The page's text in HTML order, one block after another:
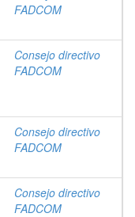
FADCOM
Consejo directivo
FADCOM
Consejo directivo
FADCOM
Consejo directivo
FADCOM